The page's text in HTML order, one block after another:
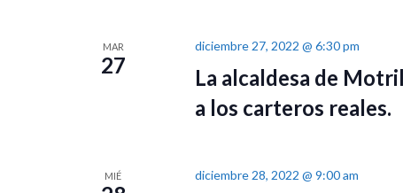
vistas
de
clave.
MAR
27
La alcaldesa de
a los carteros reales.
diciembre 27, 2022 @ 6:30 pm
MIÉ diciembre 28, 2022 @ 9:00 am